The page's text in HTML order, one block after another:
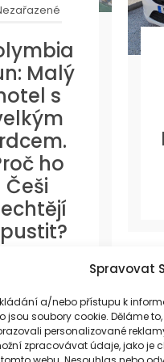
Spravovat
a/nebo přístupu k
jsou soubory cookie. Děláme
personalizované
zpracovávat údaje, jako je
Malý
s
ho
Češi
Jak se vám článek